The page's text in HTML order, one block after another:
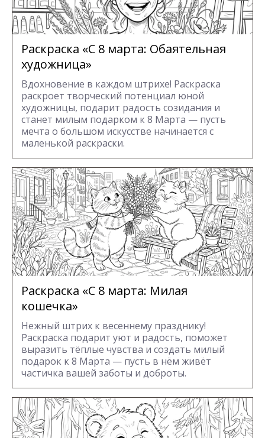
Раскраска «С 8 марта: Обаятельная
художница»
Вдохновение в каждом штрихе! Раскраска
раскроет творческий потенциал юной
художницы, подарит радость созидания и
станет милым подарком к 8 Марта — пусть
мечта о большом искусстве начинается с
маленькой раскраски.
Раскраска «С 8 марта: Милая
кошечка»
Нежный штрих к весеннему празднику!
Раскраска подарит уют и радость, поможет
выразить тёплые чувства и создать милый
подарок к 8 Марта — пусть в нём живёт
частичка вашей заботы и доброты.